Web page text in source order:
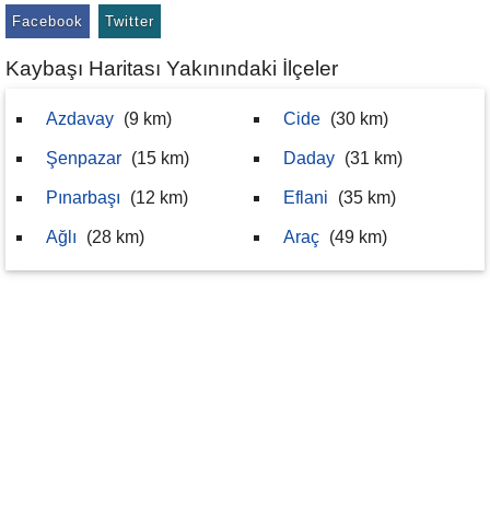
Facebook Twitter
Kaybaşı Haritası Yakınındaki İlçeler
Azdavay (9 km)
Şenpazar (15 km)
Pınarbaşı (12 km)
Ağlı (28 km)
Cide (30 km)
Daday (31 km)
Eflani (35 km)
Araç (49 km)